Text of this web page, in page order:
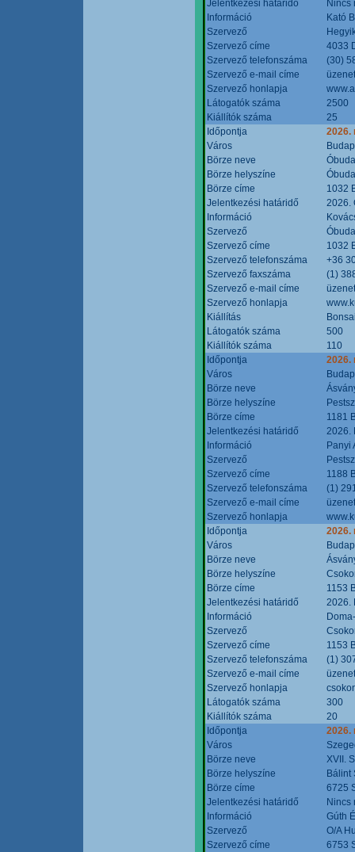
Jelentkezési határidő
Nincs
Információ
Kató
Szervező
Szervező címe
4033
Szervező telefonszáma
(30)
Szervező e-mail címe
Szervező honlapja
Látogatók száma
2500
Kiállítók száma
25
Időpontja
2026.
Város
Börze neve
Börze helyszíne
Börze címe
1032
Jelentkezési határidő
2026.
Információ
Szervező
Szervező címe
1032
Szervező telefonszáma
+36
Szervező faxszáma
(1)
Szervező e-mail címe
Szervező honlapja
Kiállítás
Látogatók száma
500
Kiállítók száma
110
Időpontja
2026.
Város
Börze neve
Börze helyszíne
Börze címe
1181
Jelentkezési határidő
2026.
Információ
Panyi
Szervező
Szervező címe
1188
Szervező telefonszáma
(1)
Szervező e-mail címe
Szervező honlapja
Időpontja
2026.
Város
Börze neve
Börze helyszíne
Börze címe
1153
Jelentkezési határidő
2026.
Információ
Szervező
Szervező címe
1153
Szervező telefonszáma
(1)
Szervező e-mail címe
Szervező honlapja
Látogatók száma
300
Kiállítók száma
20
Időpontja
2026.
Város
Börze neve
XVII.
Börze helyszíne
Bálint
Börze címe
6725
Jelentkezési határidő
Nincs
Információ
Gúth
Szervező
O/A
Szervező címe
6753